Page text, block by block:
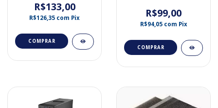
1040 2040 500223-001
378343-001
R$133,00
R$126,35 com Pix
COMPRAR
00Y8553
R$99,00
R$94,05 com Pix
COMPRAR